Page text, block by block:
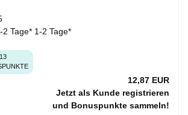
1-2 Tage*
13
12,87 EUR
Jetzt als Kunde registrieren
und Bonuspunkte sammeln!